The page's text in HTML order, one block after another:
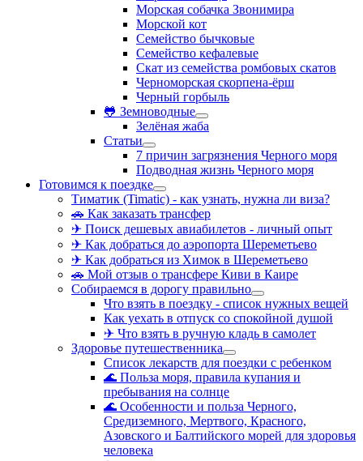
Морская собачка Звонимира
Морской кот
Семейство бычковые
Семейство кефалевые
Скат из семейства ромбовых скатов
Черноморская скорпена-ёрш
Черный горбыль
🐸 Земноводные
Зелёная жаба
Статьи
7 причин загрязнения Черного моря
Подводная жизнь Черного моря
Готовимся к поездке
Тиматик (Timatic) - как узнать, нужна ли виза?
🚗 Как заказать трансфер
✈ Поиск дешевых авиабилетов - личный опыт
✈ Как добраться до аэропорта Шереметьево
✈ Как добраться из Химок в Шереметьево
🚗 Мой отзыв о трансфере Киви в Каире
Собираемся в дорогу правильно
Что взять в поездку - список нужных вещей
Как уехать в отпуск со спокойной душой
✈ Что взять в ручную кладь в самолет
Здоровье путешественника
Список лекарств для поездки с ребенком
🌊 Польза моря, правила купания и
пребывания на солнце
🌊 Особенности и польза Черного,
Средиземного, Мертвого, Красного,
Азовского и Балтийского морей для здоровья
человека